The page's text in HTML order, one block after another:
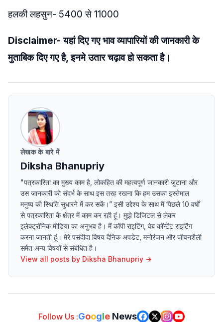
हलकी लहसुन- 5400 से 11000
Disclaimer- यहां दिए गए भाव व्यापारियों की जानकारी के
मुताबिक दिए गए है, इनमे उतार चढ़ाव हो सकता है।
लेखक के बारे में
Diksha Bhanupriy
"पत्रकारिता का मुख्य काम है, लोकहित की महत्वपूर्ण जानकारी जुटाना और
उस जानकारी को संदर्भ के साथ इस तरह रखना कि हम उसका इस्तेमाल
मनुष्य की स्थिति सुधारने में कर सकें।” इसी उद्देश्य के साथ मैं पिछले 10 वर्षों
से पत्रकारिता के क्षेत्र में काम कर रही हूं। मुझे डिजिटल से लेकर
इलेक्ट्रॉनिक मीडिया का अनुभव है। मैं कॉपी राइटिंग, वेब कॉन्टेंट राइटिंग
करना जानती हूं। मेरे पसंदीदा विषय दैनिक अपडेट, मनोरंजन और जीवनशैली
समेत अन्य विषयों से संबंधित है।
View all posts by Diksha Bhanupriy →
Follow Us :Google News